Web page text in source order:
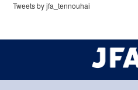
Tweets by jfa_tennouhai